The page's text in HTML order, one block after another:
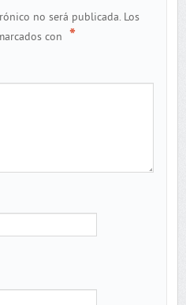
no será publicada. Los
con *